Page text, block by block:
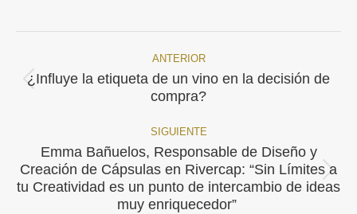
Navegación
ANTERIOR
Publicación
anterior:
¿Influye la etiqueta de un vino en la decisión de
compra?
SIGUIENTE
Publicación
siguiente:
Emma Bañuelos, Responsable de Diseño y
Creación de Cápsulas en Rivercap: “Sin Límites a
tu Creatividad es un punto de intercambio de ideas
muy enriquecedor”